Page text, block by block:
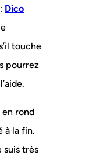
Dico
touche
pourrez
rond
à la fin.
suis très